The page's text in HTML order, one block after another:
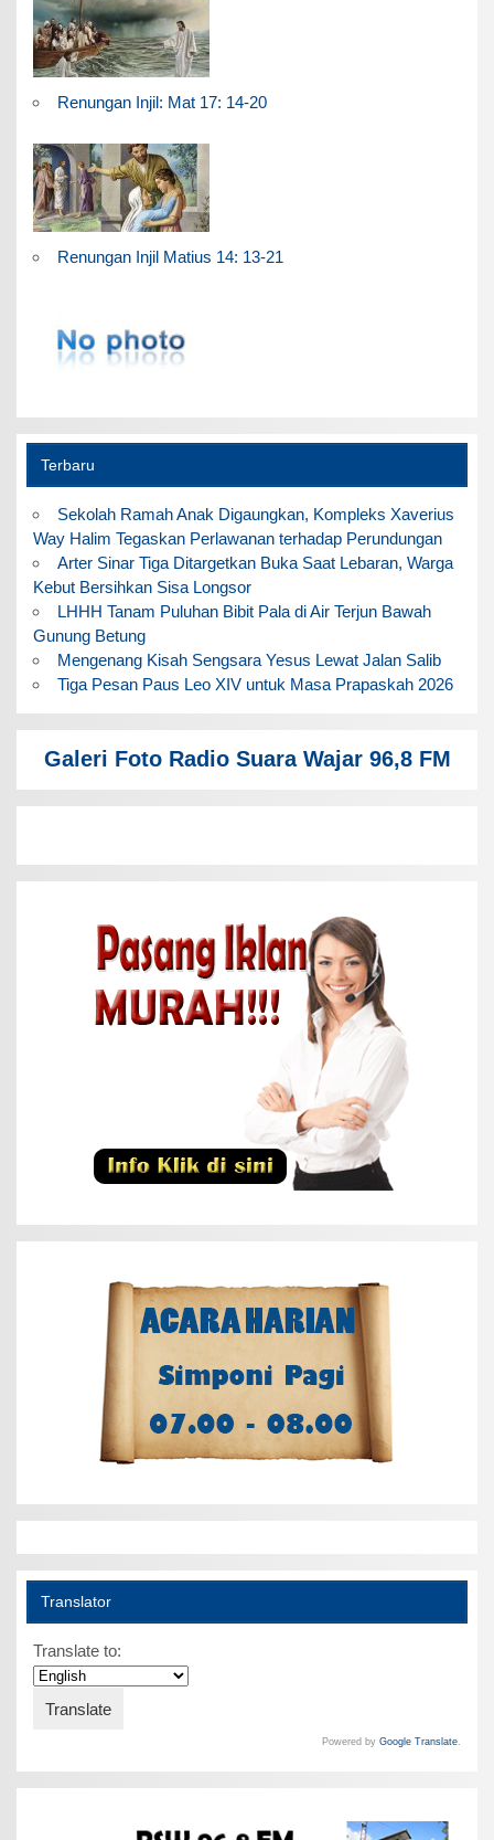
Renungan Injil: Mat 17: 14-20
Renungan Injil Matius 14: 13-21
Terbaru
Sekolah Ramah Anak Digaungkan, Kompleks Xaverius
Way Halim Tegaskan Perlawanan terhadap Perundungan
Arter Sinar Tiga Ditargetkan Buka Saat Lebaran, Warga
Kebut Bersihkan Sisa Longsor
LHHH Tanam Puluhan Bibit Pala di Air Terjun Bawah
Gunung Betung
Mengenang Kisah Sengsara Yesus Lewat Jalan Salib
Tiga Pesan Paus Leo XIV untuk Masa Prapaskah 2026
Galeri Foto Radio Suara Wajar 96,8 FM
Translator
Translate to:
Powered by Google Translate.